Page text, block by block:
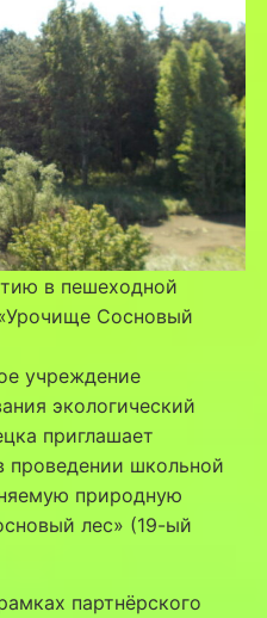
в пешеходной
Сосновый
учреждение
экологический
приглашает
проведении школьной
природную
лес» (19-ый
партнёрского